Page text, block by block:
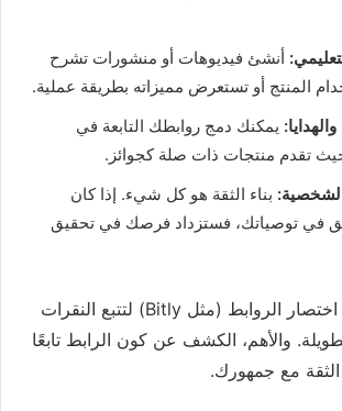
أنشئ فيديوهات أو منشورات تشرح
المنتج أو تستعرض مميزاته بطريقة عملية.
يمكنك دمج روابطك التابعة في
تقدم منتجات ذات صلة كجوائز.
بناء الثقة هو كل شيء. إذا كان
في توصياتك، فستزداد فرصك في تحقيق
لا تنسَ أن تستخدم اختصار الروابط (مثل Bitly) لتتبع النقرات
والأهم، الكشف عن كون الرابط تابعًا
الثقة مع جمهورك.